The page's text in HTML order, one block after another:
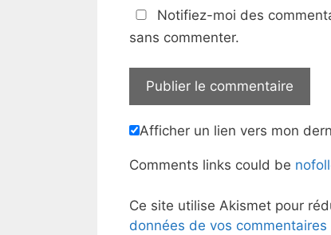
Notifiez-moi des
sans commenter.
Afficher un lien vers mon
Comments links could be
Ce site utilise Akismet pour
données de vos